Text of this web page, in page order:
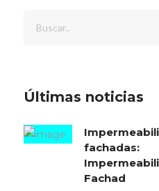
Últimas noticias
fachadas:
Fachad